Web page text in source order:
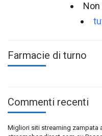
Farmacie di turno
Commenti recenti
Migliori siti streaming zampata